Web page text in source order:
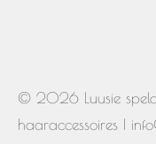
© 2026 Luusie
haaraccessoires |